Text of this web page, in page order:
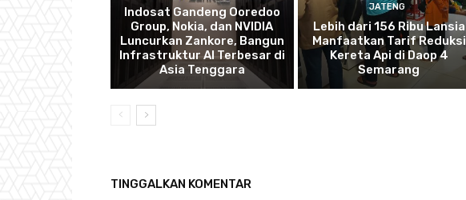
Indosat Gandeng Ooredoo
Group, Nokia, dan NVIDIA
Luncurkan Zankore, Bangun
Infrastruktur AI Terbesar di
Asia Tenggara
JATENG
Lebih dari 156 Ribu Lansia
Manfaatkan Tarif Reduksi
Kereta Api di Daop 4
Semarang
TINGGALKAN KOMENTAR